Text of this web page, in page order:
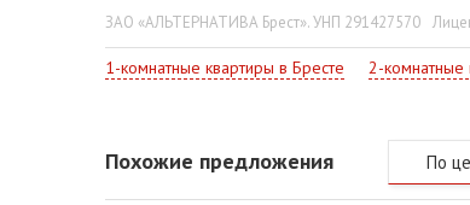
ЗАО «АЛЬТЕРНАТИВА Брест». УНП 291427570
1-комнатные квартиры в Бресте 2-комнатные
Похожие предложения По